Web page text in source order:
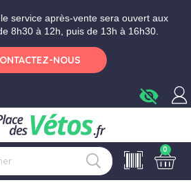
service après-vente sera ouvert aux
8h30 à 12h, puis de 13h à 16h30.
NOUS
visibility_off
0